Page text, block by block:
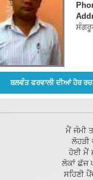
ਬਲਵੰਤ ਫਰਵਾਲੀ ਦੀਆਂ ਹੋਰ
ਮੈਂ ਜੰਮੀ
ਲੋਹੜੀ
ਹੋਈ ਮੈਂ
ਲੋਕਾਂ ਛੱਜ
ਸਹਿਣੀ